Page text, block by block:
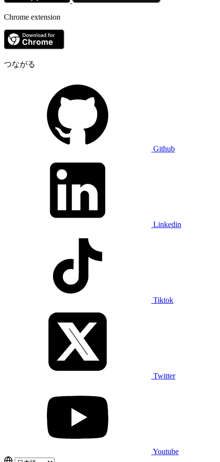
Chrome extension
つながる
Github
Linkedin
Tiktok
Twitter
Youtube